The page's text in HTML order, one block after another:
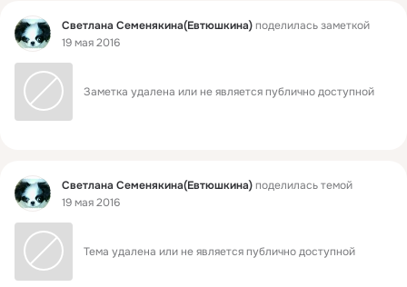
Фид Светлана Семенякина(Евтюшкина)поделилась заметкой
19 мая 2016
Заметка удалена или не является публично доступной
Фид Светлана Семенякина(Евтюшкина)поделилась темой
19 мая 2016
Тема удалена или не является публично доступной